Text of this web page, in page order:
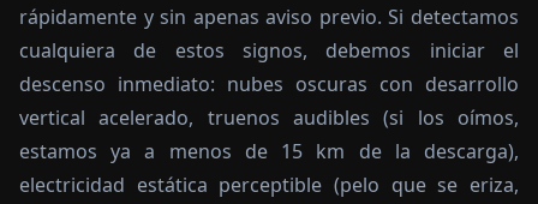
rápidamente y sin apenas aviso previo. Si detectamos
cualquiera de estos signos, debemos iniciar el
descenso inmediato: nubes oscuras con desarrollo
vertical acelerado, truenos audibles (si los oímos,
estamos ya a menos de 15 km de la descarga),
electricidad estática perceptible (pelo que se eriza,